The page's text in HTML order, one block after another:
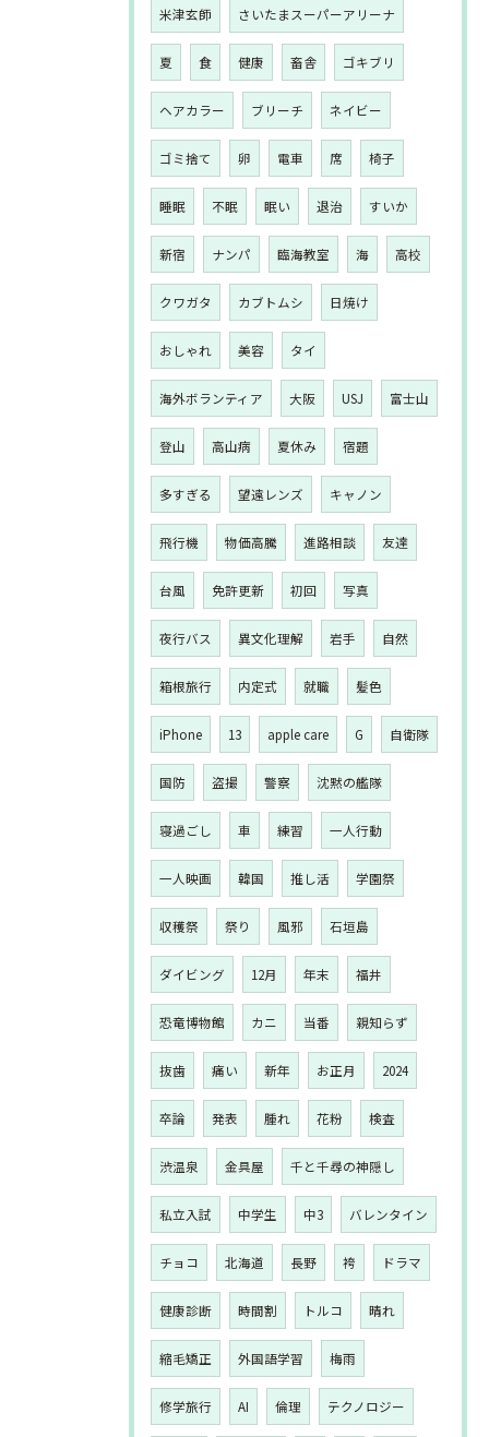
米津玄師 さいたまスーパーアリーナ
夏 食 健康 畜舎 ゴキブリ
ヘアカラー ブリーチ ネイビー
ゴミ捨て 卵 電車 席 椅子
睡眠 不眠 眠い 退治 すいか
新宿 ナンパ 臨海教室 海 高校
クワガタ カブトムシ 日焼け
おしゃれ 美容 タイ
海外ボランティア 大阪 USJ 富士山
登山 高山病 夏休み 宿題
多すぎる 望遠レンズ キャノン
飛行機 物価高騰 進路相談 友達
台風 免許更新 初回 写真
夜行バス 異文化理解 岩手 自然
箱根旅行 内定式 就職 髪色
iPhone 13 apple care G 自衛隊
国防 盗撮 警察 沈黙の艦隊
寝過ごし 車 練習 一人行動
一人映画 韓国 推し活 学園祭
収穫祭 祭り 風邪 石垣島
ダイビング 12月 年末 福井
恐竜博物館 カニ 当番 親知らず
抜歯 痛い 新年 お正月 2024
卒論 発表 腫れ 花粉 検査
渋温泉 金具屋 千と千尋の神隠し
私立入試 中学生 中3 バレンタイン
チョコ 北海道 長野 袴 ドラマ
健康診断 時間割 トルコ 晴れ
縮毛矯正 外国語学習 梅雨
修学旅行 AI 倫理 テクノロジー